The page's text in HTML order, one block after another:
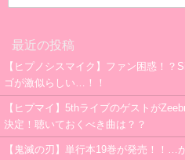
最近の投稿
【ヒプノシスマイク】ファン困惑！？
ゴが激似らしい…！！
【ヒプマイ】5thライブのゲストが
決定！聴いておくべき曲は？？
【鬼滅の刃】単行本19巻が発売！！…